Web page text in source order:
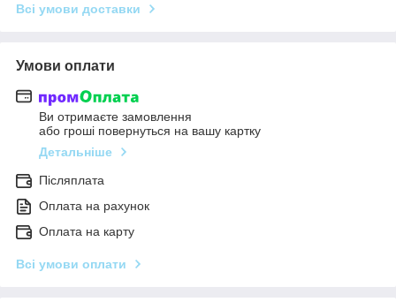
Всі умови доставки
Умови оплати
Ви отримаєте замовлення
або гроші повернуться на вашу картку
Детальніше
Післяплата
Оплата на рахунок
Оплата на карту
Всі умови оплати